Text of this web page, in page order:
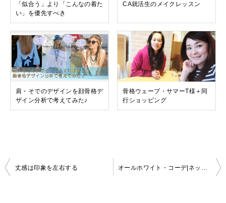
「似合う」より「こんなの着た
い」を優先すべき
CA就活生のメイクレッスン
肩・そでのデザインを顔骨格デ
ザイン分析で考えてみた♪
骨格ウェーブ・サマーT様＋同
行ショッピング
投
丈感は印象を左右する オールホワイト・コーデ|ネックレスとピアスでコンプレックスカバー